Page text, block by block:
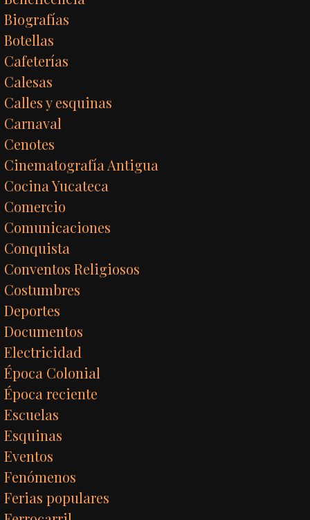
Biografías
Botellas
Cafeterías
Calesas
Calles y esquinas
Carnaval
Cenotes
Cinematografía Antigua
Cocina Yucateca
Comercio
Comunicaciones
Conquista
Conventos Religiosos
Costumbres
Deportes
Documentos
Electricidad
Época Colonial
Época reciente
Escuelas
Esquinas
Eventos
Fenómenos
Ferias populares